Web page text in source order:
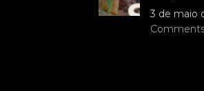
3 de maio